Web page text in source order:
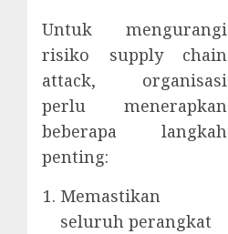
Untuk mengurangi
risiko supply chain
attack, organisasi
perlu menerapkan
beberapa langkah
penting:
Memastikan
seluruh perangkat